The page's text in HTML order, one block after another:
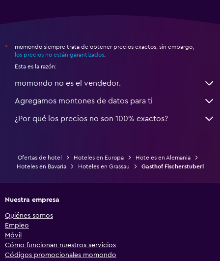
*
momondo siempre trata de obtener precios exactos, sin embargo,
los precios no están garantizados
Esta es la razón:
momondo no es el vendedor.
Agregamos montones de datos para ti
¿Por qué los precios no son 100% exactos?
Ofertas de hotel Hoteles en Europa
Hoteles en Alemania
Hoteles en Bavaria
Hoteles en Grassau Gasthof Fischerstuberl
Nuestra empresa
Quiénes somos
Empleo
Móvil
Cómo funcionan nuestros servicios
Códigos promocionales momondo